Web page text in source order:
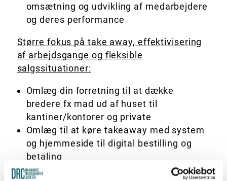
omsætning og udvikling af medarbejdere
og deres performance
Større fokus på take away, effektivisering
af arbejdsgange og fleksible
salgssituationer:
Omlæg din forretning til at dække
bredere fx mad ud af huset til
kantiner/kontorer og private
Omlæg til at køre takeaway med system
og hjemmeside til digital bestilling og
betaling
Omlæg og optimér køkken til håndtering